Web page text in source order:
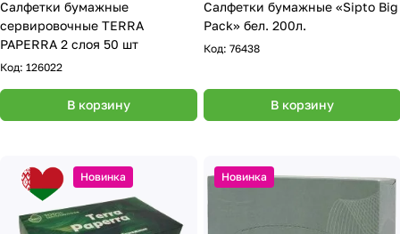
Салфетки бумажные
сервировочные TERRA
PAPERRA 2 слоя 50 шт
Код: 126022
В корзину
Салфетки бумажные «Sipto Big
Pack» бел. 200л.
Код: 76438
В корзину
Новинка Новинка